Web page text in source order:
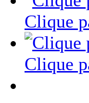
Clique
Clique